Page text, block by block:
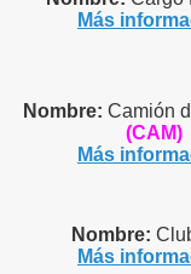
Más
Nombre: Camión
(CAM)
Más
Nombre:
Más